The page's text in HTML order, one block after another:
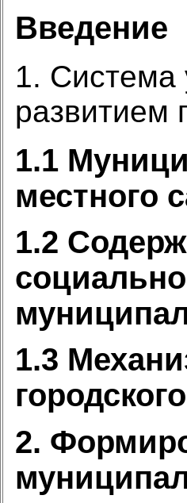
Введение
1. Система
развитием
1.1
местного
1.2
1.3
2.